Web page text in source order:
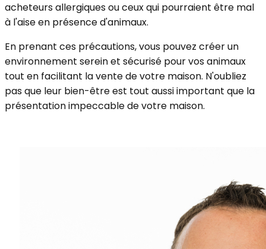
acheteurs allergiques ou ceux qui pourraient être mal
à l'aise en présence d'animaux.
En prenant ces précautions, vous pouvez créer un
environnement serein et sécurisé pour vos animaux
tout en facilitant la vente de votre maison. N'oubliez
pas que leur bien-être est tout aussi important que la
présentation impeccable de votre maison.